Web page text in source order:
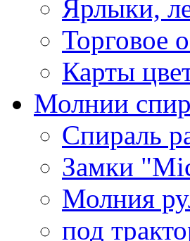
Ярлыки,
Торговое
Карты
Молнии
Спираль
Замки
Молния
под